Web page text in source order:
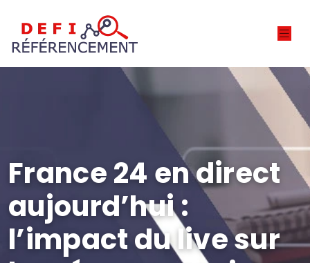
France 24 en direct
aujourd’hui :
l’impact du live sur